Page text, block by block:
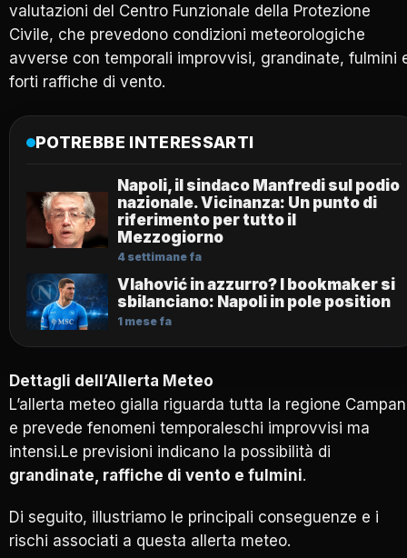
valutazioni del Centro Funzionale della Protezione
Civile, che prevedono condizioni meteorologiche
avverse con temporali improvvisi, grandinate, fulmini
forti raffiche di vento.
POTREBBE INTERESSARTI
Napoli, il sindaco Manfredi sul podio
nazionale. Vicinanza: Un punto di
riferimento per tutto il
Mezzogiorno
4 settimane fa
Vlahović in azzurro? I bookmaker si
sbilanciano: Napoli in pole position
1 mese fa
Dettagli dell’Allerta Meteo
L’allerta meteo gialla riguarda tutta la regione
e prevede fenomeni temporaleschi improvvisi ma
intensi.Le previsioni indicano la possibilità di
grandinate, raffiche di vento e fulmini.
Di seguito, illustriamo le principali conseguenze e i
rischi associati a questa allerta meteo.